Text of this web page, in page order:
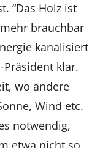
“Das Holz ist
brauchbar
kanalisiert
klar.
wo andere
Wind etc.
notwendig,